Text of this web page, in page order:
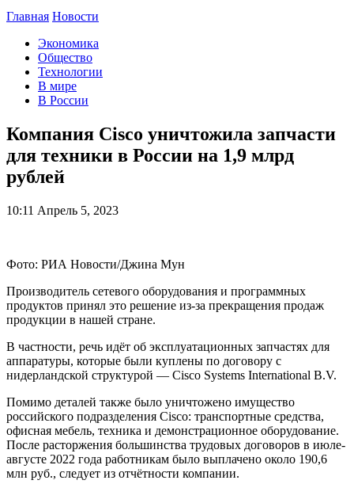
Главная Новости
Экономика
Общество
Технологии
В мире
В России
Компания Cisco уничтожила запчасти
для техники в России на 1,9 млрд
рублей
10:11 Апрель 5, 2023
Фото: РИА Новости/Джина Мун
Производитель сетевого оборудования и программных
продуктов принял это решение из-за прекращения продаж
продукции в нашей стране.
В частности, речь идёт об эксплуатационных запчастях для
аппаратуры, которые были куплены по договору с
нидерландской структурой — Cisco Systems International B.V.
Помимо деталей также было уничтожено имущество
российского подразделения Cisco: транспортные средства,
офисная мебель, техника и демонстрационное оборудование.
После расторжения большинства трудовых договоров в июле-
августе 2022 года работникам было выплачено около 190,6
млн руб., следует из отчётности компании.